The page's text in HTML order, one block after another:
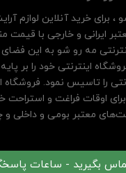
برای خرید آنلاین لوازم
ایرانی و خارجی با قیمت
مه رو شو به این
را تاسیس نمود.
اوقات فراغت و استراحت
معتبر بومی و داخلی و